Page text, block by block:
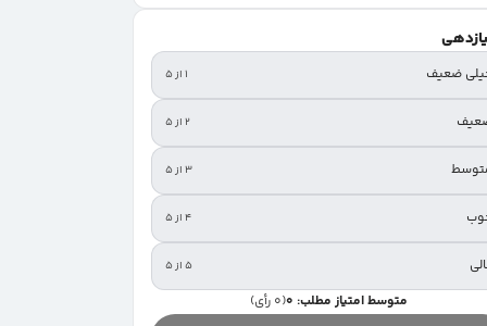
ضعیف ۱ از ۵
۲ از ۵
۳ از ۵
۴ از ۵
۵ از ۵
متوسط امتیاز مطلب: 0 (0 رأی)